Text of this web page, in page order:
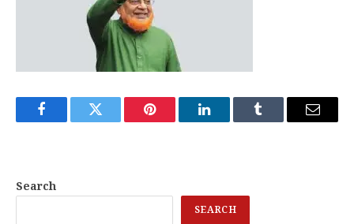
FacebookTwitter Pinterest LinkedInTumblr Email
Search
SEARCH